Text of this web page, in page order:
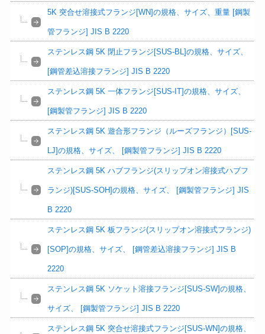
5K 突合せ溶接式フランジ[WN]の規格、サイズ、重量 [鋼製
管フランジ] JIS B 2220
ステンレス鋼 5K 閉止フランジ[SUS-BL]の規格、サイズ、
[鋼管差込溶接フランジ] JIS B 2220
ステンレス鋼 5K 一体フランジ[SUS-IT]の規格、サイズ、
[鋼製管フランジ] JIS B 2220
ステンレス鋼 5K 遊合形フランジ（ルーズフランジ）[SUS-
LJ]の規格、サイズ、 [鋼製管フランジ] JIS B 2220
ステンレス鋼 5K ハブフランジ(スリップオン溶接式ハブフ
ランジ)[SUS-SOH]の規格、サイズ、 [鋼製管フランジ] JIS
B 2220
ステンレス鋼 5K 板フランジ(スリップオン溶接式フランジ)
[SOP]の規格、サイズ、 [鋼管差込溶接フランジ] JIS B
2220
ステンレス鋼 5K ソケット溶接フランジ[SUS-SW]の規格、
サイズ、 [鋼製管フランジ] JIS B 2220
ステンレス鋼 5K 突合せ溶接式フランジ[SUS-WN]の規格、